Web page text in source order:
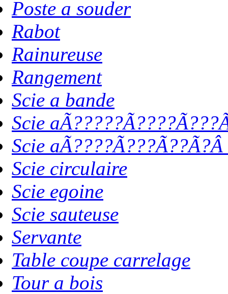
Poste a souder
Rabot
Rainureuse
Rangement
Scie a bande
Scie
Scie
Scie circulaire
Scie egoine
Scie sauteuse
Servante
Table coupe carrelage
Tour a bois